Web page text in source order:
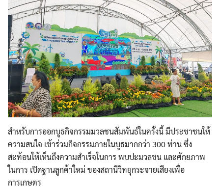
สำหรับการออกบูธกิจกรรมมวลชนสัมพันธ์ในครั้งนี้ มีประชาชนให้
ความสนใจ เข้าร่วมกิจกรรมภายในบูธมากกว่า 300 ท่าน ซึ่ง
สะท้อนให้เห็นถึงความสำเร็จในการ พบปะมวลชน และศักยภาพ
ในการ เปิดฐานลูกค้าใหม่ ของสถานีวิทยุกระจายเสียงเพื่อ
การเกษตร